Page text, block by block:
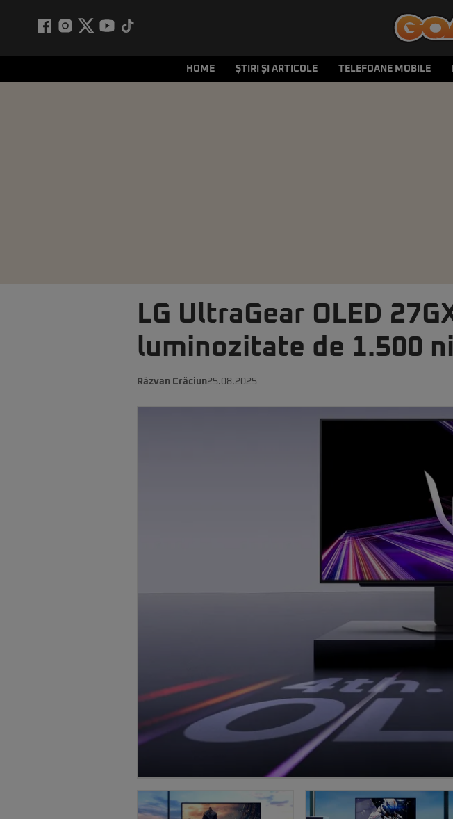
HOME ȘTIRI ȘI ARTICOLE TELEFOANE MOBILE
LG UltraGear OLED
luminozitate de 1.500
Răzvan Crăciun25.08.2025